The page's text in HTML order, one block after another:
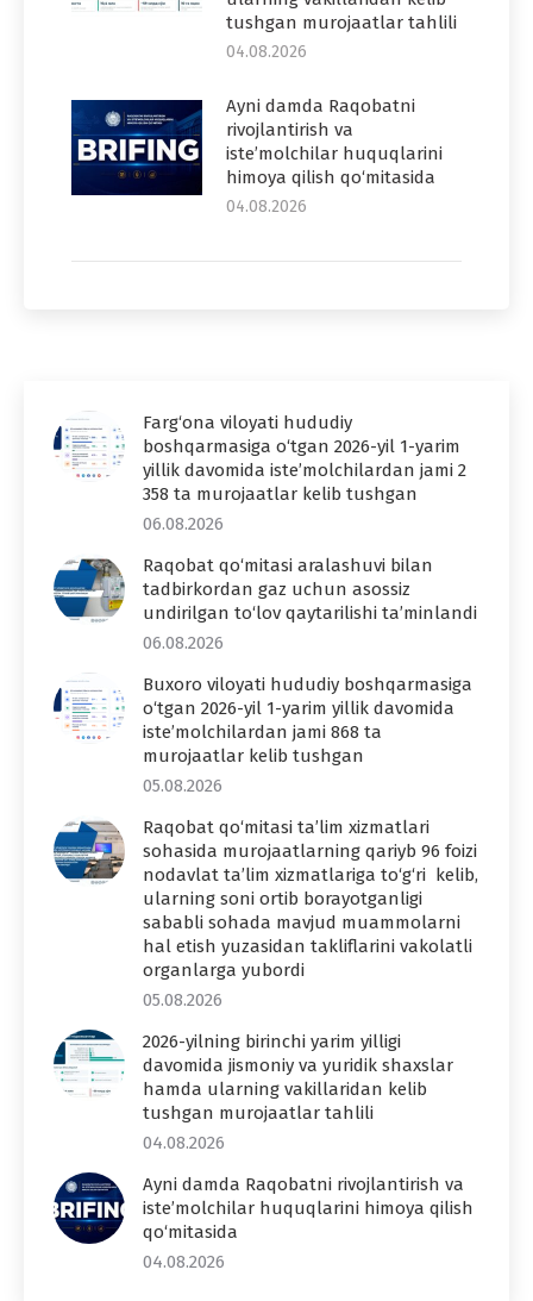
tushgan murojaatlar tahlili
04.08.2026
Ayni damda Raqobatni
rivojlantirish va
iste’molchilar huquqlarini
himoya qilish qo‘mitasida
04.08.2026
Farg‘ona viloyati hududiy
boshqarmasiga o‘tgan 2026-yil 1-yarim
yillik davomida iste’molchilardan jami 2
358 ta murojaatlar kelib tushgan
06.08.2026
Raqobat qo‘mitasi aralashuvi bilan
tadbirkordan gaz uchun asossiz
undirilgan to‘lov qaytarilishi ta’minlandi
06.08.2026
Buxoro viloyati hududiy boshqarmasiga
o‘tgan 2026-yil 1-yarim yillik davomida
iste’molchilardan jami 868 ta
murojaatlar kelib tushgan
05.08.2026
Raqobat qo‘mitasi ta’lim xizmatlari
sohasida murojaatlarning qariyb 96 foizi
nodavlat ta’lim xizmatlariga to‘g‘ri kelib,
ularning soni ortib borayotganligi
sababli sohada mavjud muammolarni
hal etish yuzasidan takliflarini vakolatli
organlarga yubordi
05.08.2026
2026-yilning birinchi yarim yilligi
davomida jismoniy va yuridik shaxslar
hamda ularning vakillaridan kelib
tushgan murojaatlar tahlili
04.08.2026
Ayni damda Raqobatni rivojlantirish va
iste’molchilar huquqlarini himoya qilish
qo‘mitasida
04.08.2026